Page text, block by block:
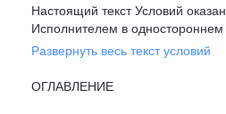
Настоящий текст Условий
Исполнителем в
Развернуть весь текст условий
ОГЛАВЛЕНИЕ